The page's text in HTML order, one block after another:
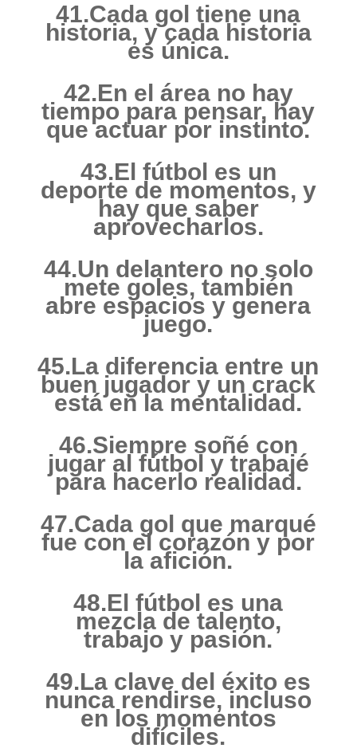
41.Cada gol tiene una
historia, y cada historia
es única.
42.En el área no hay
tiempo para pensar, hay
que actuar por instinto.
43.El fútbol es un
deporte de momentos, y
hay que saber
aprovecharlos.
44.Un delantero no solo
mete goles, también
abre espacios y genera
juego.
45.La diferencia entre un
buen jugador y un crack
está en la mentalidad.
46.Siempre soñé con
jugar al fútbol y trabajé
para hacerlo realidad.
47.Cada gol que marqué
fue con el corazón y por
la afición.
48.El fútbol es una
mezcla de talento,
trabajo y pasión.
49.La clave del éxito es
nunca rendirse, incluso
en los momentos
difíciles.